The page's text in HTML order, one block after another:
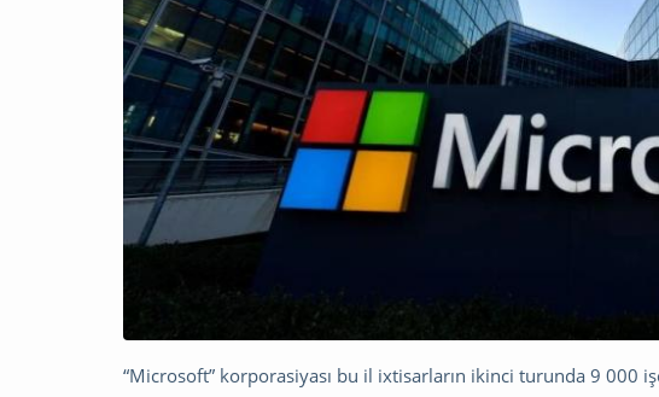
“Microsoft” korporasiyası bu il ixtisarların ikinci turunda 9 000